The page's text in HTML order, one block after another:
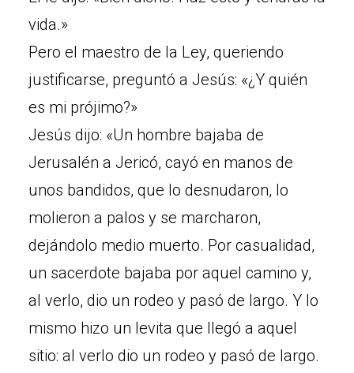
vida.»
Pero el maestro de la Ley, queriendo
justificarse, preguntó a Jesús: «¿Y quién
es mi prójimo?»
Jesús dijo: «Un hombre bajaba de
Jerusalén a Jericó, cayó en manos de
unos bandidos, que lo desnudaron, lo
molieron a palos y se marcharon,
dejándolo medio muerto. Por casualidad,
un sacerdote bajaba por aquel camino y,
al verlo, dio un rodeo y pasó de largo. Y lo
mismo hizo un levita que llegó a aquel
sitio: al verlo dio un rodeo y pasó de largo.